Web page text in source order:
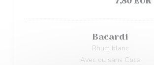
Bacardi
Rhum blanc
Avec ou sans Coca